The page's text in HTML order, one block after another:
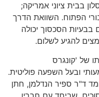
בבית ציוני אמריקה;
הפתוח. השוואת הדרך
בבעיות הסכסוך יכולה
להגיע לשלום.
של 'קונגרס
ובעל השפעה פוליטית.
ד"ר ספיר הנדלמן, חתן